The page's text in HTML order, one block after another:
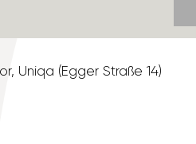
Uniqa (Egger Straße 14)